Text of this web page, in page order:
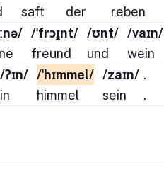
saft
der
reben
/ˈfrɔɪ̯nt/
freund
/ʊnt/
und
/vaɪn/
wein
/ʔɪn/
in
/ˈhɪmmel/
himmel
/zaɪn/
sein
.
.